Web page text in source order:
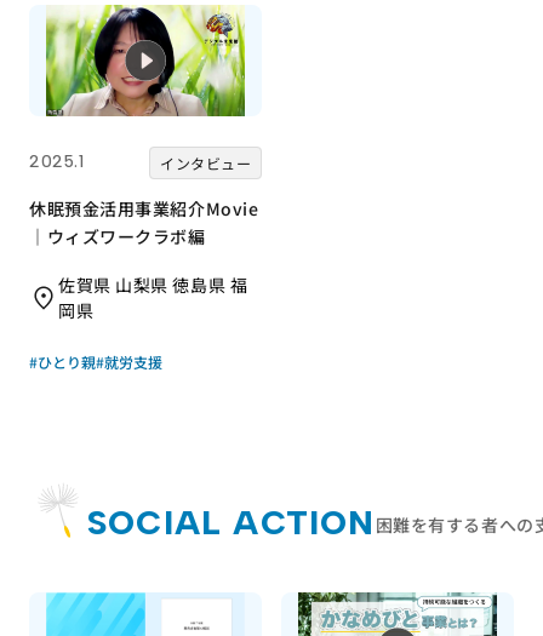
2025.1 インタビュー
休眠預金活用事業紹介Movie
｜ウィズワークラボ編
佐賀県 山梨県 徳島県 福
岡県
#ひとり親#就労支援
SOCIAL ACTION 困難を有する者への